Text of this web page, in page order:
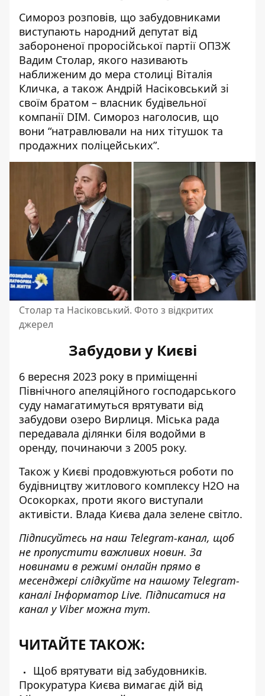
Симороз розповів, що забудовниками
виступають народний депутат від
забороненої проросійської партії ОПЗЖ
Вадим Столар, якого називають
наближеним до мера столиці Віталія
Кличка, а також Андрій Насіковський зі
своїм братом – власник будівельної
компанії DIM. Симороз наголосив, що
вони “натравлювали на них тітушок та
продажних поліцейських”.
Столар та Насіковський. Фото з відкритих
джерел
Забудови у Києві
6 вересня 2023 року в приміщенні
Північного апеляційного господарського
суду намагатимуться врятувати від
забудови озеро Вирлиця. Міська рада
передавала ділянки біля водойми в
оренду, починаючи з 2005 року.
Також у Києві продовжуються роботи по
будівництву житлового комплексу H2O на
Осокорках, проти якого виступали
активісти. Влада Києва дала зелене світло.
Підписуйтесь на наш Telegram-канал, щоб
не пропустити важливих новин. За
новинами в режимі онлайн прямо в
месенджері слідкуйте на нашому Telegram-
каналіІнформатор Live. Підписатися на
канал у Viber можна тут.
ЧИТАЙТЕ ТАКОЖ:
Щоб врятувати від забудовників.
Прокуратура Києва вимагає дій від